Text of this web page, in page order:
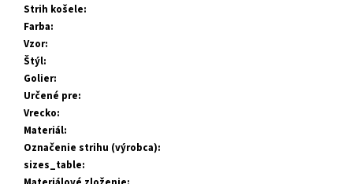
Strih košele:
Farba:
Vzor:
Štýl:
Golier:
Určené pre:
Vrecko:
Materiál:
Označenie strihu (výrobca):
sizes_table: